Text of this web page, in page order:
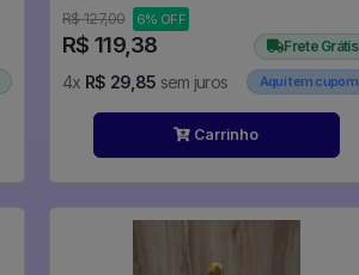
R$ 127,00 6% OFF
R$ 119,38
4x R$ 29,85 sem juros
Frete Grátis
Aqui tem cupom
Carrinho